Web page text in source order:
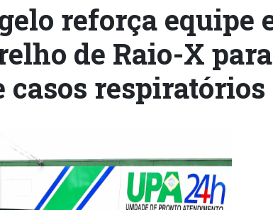
reforça equipe
de Raio-X para
respiratórios